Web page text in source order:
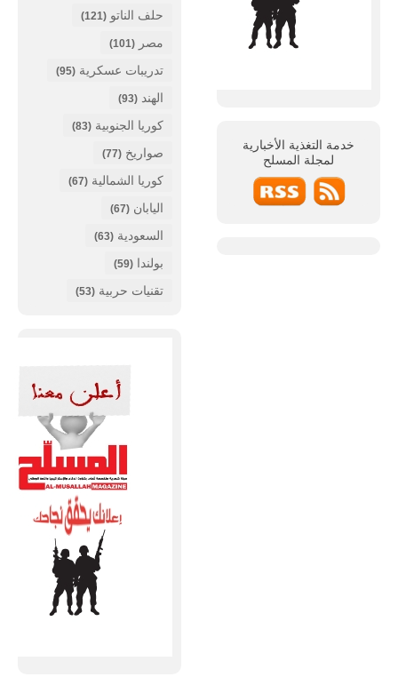
خدمة التغذية الأخبارية
لمجلة المسلح
حلف الناتو (121)
مصر (101)
تدريبات عسكرية (95)
الهند (93)
كوريا الجنوبية (83)
صواريخ (77)
كوريا الشمالية (67)
اليابان (67)
السعودية (63)
بولندا (59)
تقنيات حربية (53)